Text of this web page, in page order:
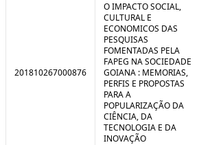
201810267000876
O IMPACTO SOCIAL,
CULTURAL E
ECONOMICOS DAS
PESQUISAS
FOMENTADAS PELA
FAPEG NA SOCIEDADE
GOIANA : MEMORIAS,
PERFIS E PROPOSTAS
PARA A
POPULARIZAÇÃO DA
CIÊNCIA, DA
TECNOLOGIA E DA
INOVAÇÃO